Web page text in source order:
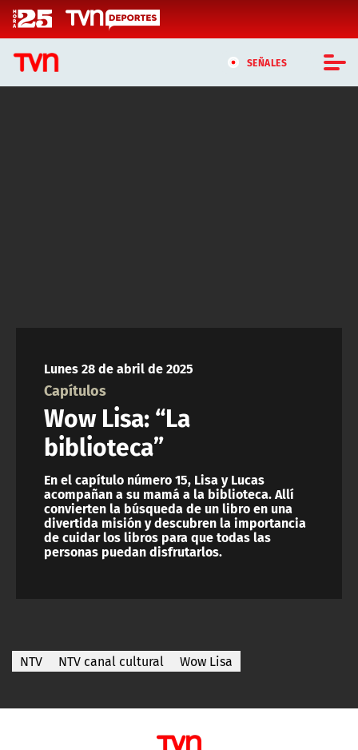
Click acá para ir directamente al contenido
SEÑALES
ACTUALIDAD Y TENDENCIAS
CORPORATIVO Y TRANSPARENCIA
CANAL DE DENUNCIAS
ÁREA DE PROYECTOS
Lunes 28 de abril de 2025
Capítulos
Wow Lisa: “La
biblioteca”
En el capítulo número 15, Lisa y Lucas
acompañan a su mamá a la biblioteca. Allí
convierten la búsqueda de un libro en una
divertida misión y descubren la importancia
de cuidar los libros para que todas las
personas puedan disfrutarlos.
NTV NTV canal cultural Wow Lisa